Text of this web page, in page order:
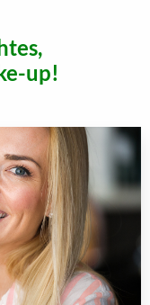
up!